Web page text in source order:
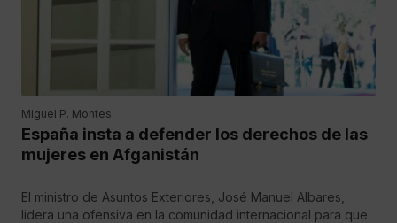
Miguel P. Montes
España insta a defender los derechos de las
mujeres en Afganistán
El ministro de Asuntos Exteriores, José Manuel Albares,
lidera una ofensiva en la comunidad internacional para que